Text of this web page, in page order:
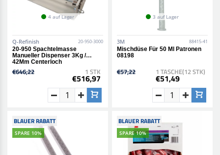
4 auf Lager
Q-Refinish 20-950-3000
20-950 Spachtelmasse
Manueller Dispenser 3Kg /
42Mm Centerloch
€646,22 1 STK
€516,97
3 auf Lager
3M 88415-41
Mischdüse Für 50 Ml Patronen
08198
€57,22 1 TASCHE(12 STK)
€51,49
BLAUER RABATT
SPARE 10%
BLAUER RABATT
SPARE 10%